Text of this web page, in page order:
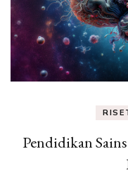
Pendidikan